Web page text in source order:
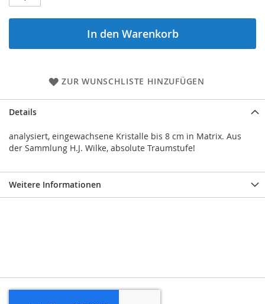
In den Warenkorb
ZUR WUNSCHLISTE HINZUFÜGEN
Details
analysiert, eingewachsene Kristalle bis 8 cm in Matrix. Aus
der Sammlung H.J. Wilke, absolute Traumstufe!
Weitere Informationen